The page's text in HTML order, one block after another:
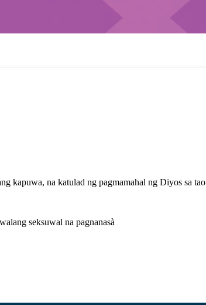
kapuwa, na katulad ng pagmamahal ng Diyos sa tao
seksuwal na pagnanasà